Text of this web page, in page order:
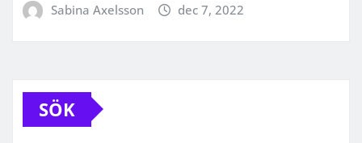
Sabina Axelsson dec 7, 2022
SÖK